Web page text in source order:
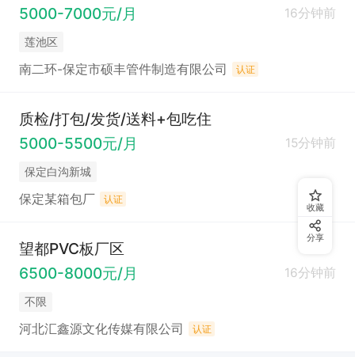
5000-7000元/月
16分钟前
莲池区
南二环-保定市硕丰管件制造有限公司 认证
质检/打包/发货/送料+包吃住
5000-5500元/月
15分钟前
保定白沟新城
保定某箱包厂 认证
望都PVC板厂区
6500-8000元/月
16分钟前
不限
河北汇鑫源文化传媒有限公司 认证
收藏
分享